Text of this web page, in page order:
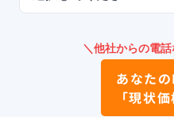
＼他社からの電
あなたの
「現状